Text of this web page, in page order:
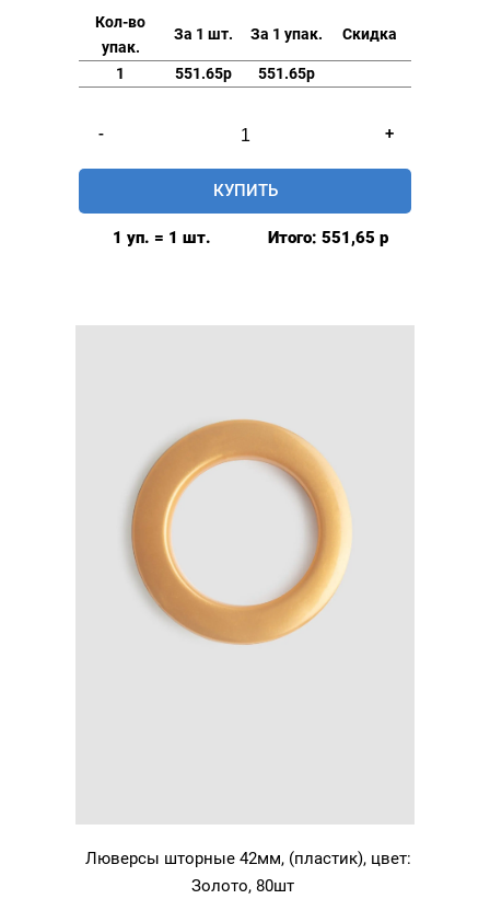
Кол-во
упак.
За 1 шт. За 1 упак. Скидка
1 551.65р 551.65р
-
товара
Люверсы
шторные
80шт
+
КУПИТЬ
1 уп. = 1 шт. Итого: 551,65 р
Люверсы шторные 42мм, (пластик), цвет:
Золото, 80шт